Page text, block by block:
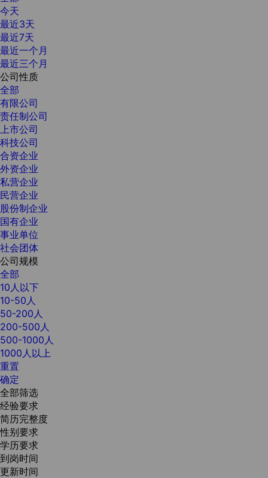
今天
最近3天
最近7天
最近一个月
最近三个月
公司性质
全部
有限公司
责任制公司
上市公司
科技公司
合资企业
外资企业
私营企业
民营企业
股份制企业
国有企业
事业单位
社会团体
公司规模
全部
10人以下
10-50人
50-200人
200-500人
500-1000人
1000人以上
重置
确定
全部筛选
经验要求
简历完整度
性别要求
学历要求
到岗时间
更新时间